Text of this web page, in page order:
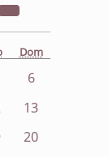
Dom
6
13
20